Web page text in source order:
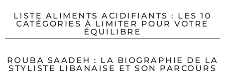
LISTE ALIMENTS ACIDIFIANTS : LES 10
CATÉGORIES À LIMITER POUR VOTRE
ÉQUILIBRE
ROUBA SAADEH : LA BIOGRAPHIE DE LA
STYLISTE LIBANAISE ET SON PARCOURS